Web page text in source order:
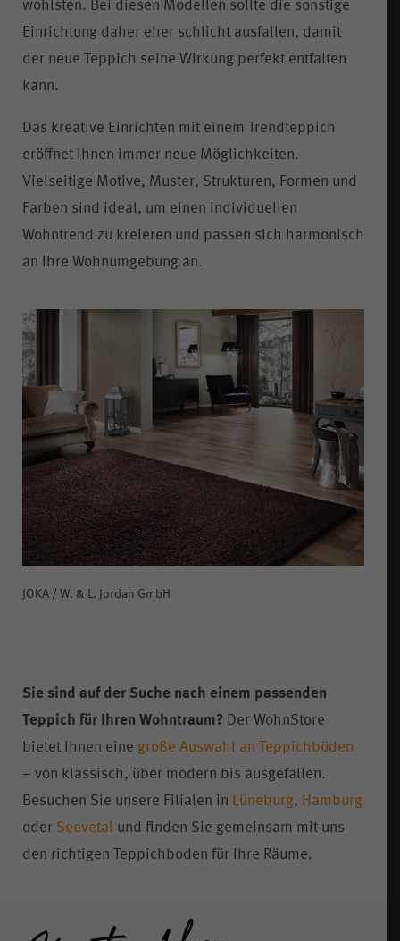
wohlsten. Bei diesen Modellen sollte die sonstige
Einrichtung daher eher schlicht ausfallen, damit
der neue Teppich seine Wirkung perfekt entfalten
kann.
Das kreative Einrichten mit einem Trendteppich
eröffnet Ihnen immer neue Möglichkeiten.
Vielseitige Motive, Muster, Strukturen, Formen und
Farben sind ideal, um einen individuellen
Wohntrend zu kreieren und passen sich harmonisch
an Ihre Wohnumgebung an.
JOKA / W. & L. Jordan GmbH
Sie sind auf der Suche nach einem passenden
Teppich für Ihren Wohntraum? Der WohnStore
bietet Ihnen eine große Auswahl an Teppichböden
– von klassisch, über modern bis ausgefallen.
Besuchen Sie unsere Filialen in Lüneburg, Hamburg
oder Seevetal und finden Sie gemeinsam mit uns
den richtigen Teppichboden für Ihre Räume.